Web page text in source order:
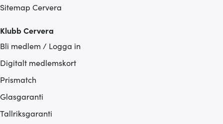
Sitemap Cervera
Klubb Cervera
Bli medlem / Logga in
Digitalt medlemskort
Prismatch
Glasgaranti
Tallriksgaranti